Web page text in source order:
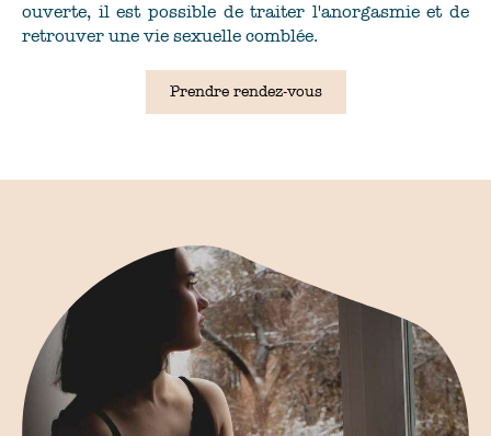
ouverte, il est possible de traiter l'anorgasmie et de
retrouver une vie sexuelle comblée.
Prendre rendez-vous